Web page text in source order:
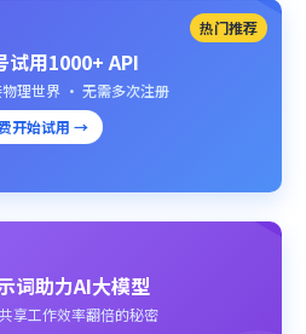
热门推荐
试用1000+ API
理世界 · 无需多次注册
开始试用 →
词助力AI大模型
享工作效率翻倍的秘密